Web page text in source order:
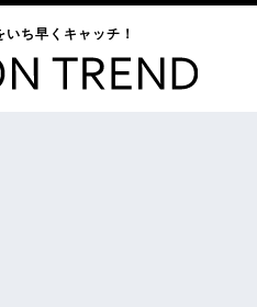
ち早くキャッチ！